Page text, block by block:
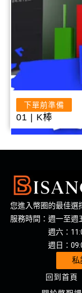
下單前準備
01 | K棒
您進入幣圈的最佳選
服務時間：週一至週
週六：
週日：
私
回到首頁